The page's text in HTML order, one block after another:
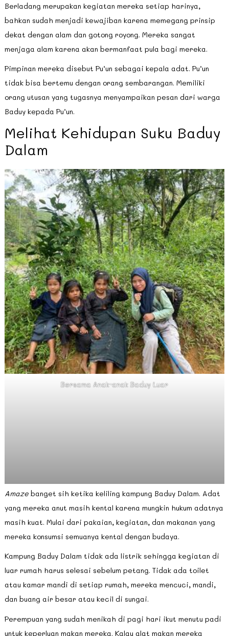
Berladang merupakan kegiatan mereka setiap harinya,
bahkan sudah menjadi kewajiban karena memegang prinsip
dekat dengan alam dan gotong royong. Mereka sangat
menjaga alam karena akan bermanfaat pula bagi mereka.
Pimpinan mereka disebut Pu’un sebagai kepala adat. Pu’un
tidak bisa bertemu dengan orang sembarangan. Memiliki
orang utusan yang tugasnya menyampaikan pesan dari warga
Baduy kepada Pu’un.
Melihat Kehidupan Suku Baduy
Dalam
Bersama Anak-anak Baduy Luar
Amaze banget sih ketika keliling kampung Baduy Dalam. Adat
yang mereka anut masih kental karena mungkin hukum adatnya
masih kuat. Mulai dari pakaian, kegiatan, dan makanan yang
mereka konsumsi semuanya kental dengan budaya.
Kampung Baduy Dalam tidak ada listrik sehingga kegiatan di
luar rumah harus selesai sebelum petang. Tidak ada toilet
atau kamar mandi di setiap rumah, mereka mencuci, mandi,
dan buang air besar atau kecil di sungai.
Perempuan yang sudah menikah di pagi hari ikut menutu padi
untuk keperluan makan mereka. Kalau alat makan mereka